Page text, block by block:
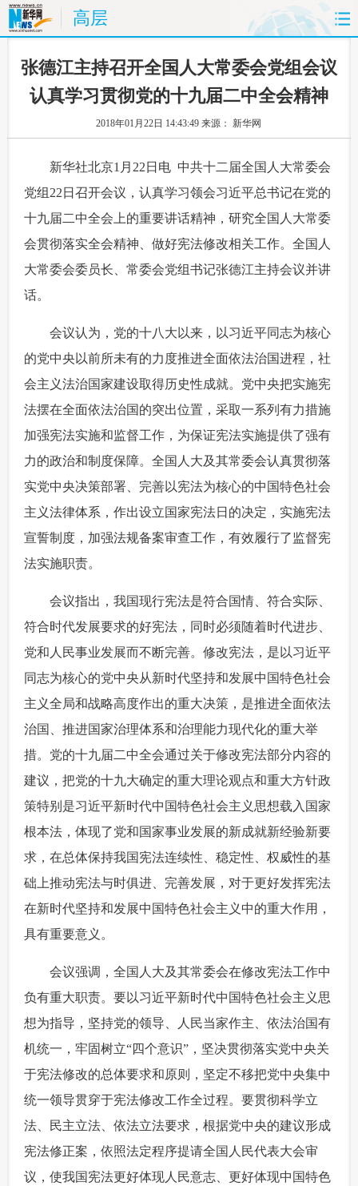
高层
首页 时政 国际 财经
娱乐 体育 人事 教育
时尚 思客 地方 法治
科技 能源 房产 公司
图片 视频 彩票 食品
旅游
富媒体 摄影 新华广播
新华电视中文 新华电视英文 返回PC
张德江主持召开全国人大常委会党组会议
认真学习贯彻党的十九届二中全会精神
2018年01月22日 14:43:49来源： 新华网
新华社北京1月22日电 中共十二届全国人大常委会
党组22日召开会议，认真学习领会习近平总书记在党的
十九届二中全会上的重要讲话精神，研究全国人大常委
会贯彻落实全会精神、做好宪法修改相关工作。全国人
大常委会委员长、常委会党组书记张德江主持会议并讲
话。
会议认为，党的十八大以来，以习近平同志为核心
的党中央以前所未有的力度推进全面依法治国进程，社
会主义法治国家建设取得历史性成就。党中央把实施宪
法摆在全面依法治国的突出位置，采取一系列有力措施
加强宪法实施和监督工作，为保证宪法实施提供了强有
力的政治和制度保障。全国人大及其常委会认真贯彻落
实党中央决策部署、完善以宪法为核心的中国特色社会
主义法律体系，作出设立国家宪法日的决定，实施宪法
宣誓制度，加强法规备案审查工作，有效履行了监督宪
法实施职责。
会议指出，我国现行宪法是符合国情、符合实际、
符合时代发展要求的好宪法，同时必须随着时代进步、
党和人民事业发展而不断完善。修改宪法，是以习近平
同志为核心的党中央从新时代坚持和发展中国特色社会
主义全局和战略高度作出的重大决策，是推进全面依法
治国、推进国家治理体系和治理能力现代化的重大举
措。党的十九届二中全会通过关于修改宪法部分内容的
建议，把党的十九大确定的重大理论观点和重大方针政
策特别是习近平新时代中国特色社会主义思想载入国家
根本法，体现了党和国家事业发展的新成就新经验新要
求，在总体保持我国宪法连续性、稳定性、权威性的基
础上推动宪法与时俱进、完善发展，对于更好发挥宪法
在新时代坚持和发展中国特色社会主义中的重大作用，
具有重要意义。
会议强调，全国人大及其常委会在修改宪法工作中
负有重大职责。要以习近平新时代中国特色社会主义思
想为指导，坚持党的领导、人民当家作主、依法治国有
机统一，牢固树立“四个意识”，坚决贯彻落实党中央关
于宪法修改的总体要求和原则，坚定不移把党中央集中
统一领导贯穿于宪法修改工作全过程。要贯彻科学立
法、民主立法、依法立法要求，根据党中央的建议形成
宪法修正案，依照法定程序提请全国人民代表大会审
议，使我国宪法更好体现人民意志、更好体现中国特色